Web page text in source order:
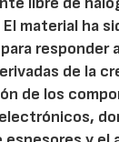
material ha
responder
de la
de los